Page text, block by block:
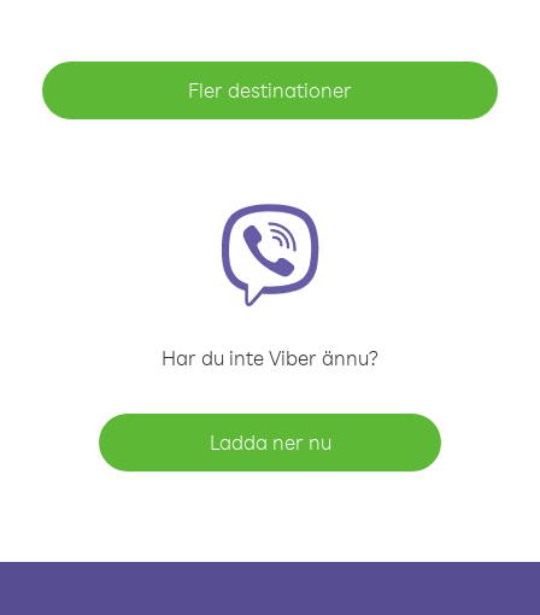
Fler destinationer
Har du inte Viber ännu?
Ladda ner nu